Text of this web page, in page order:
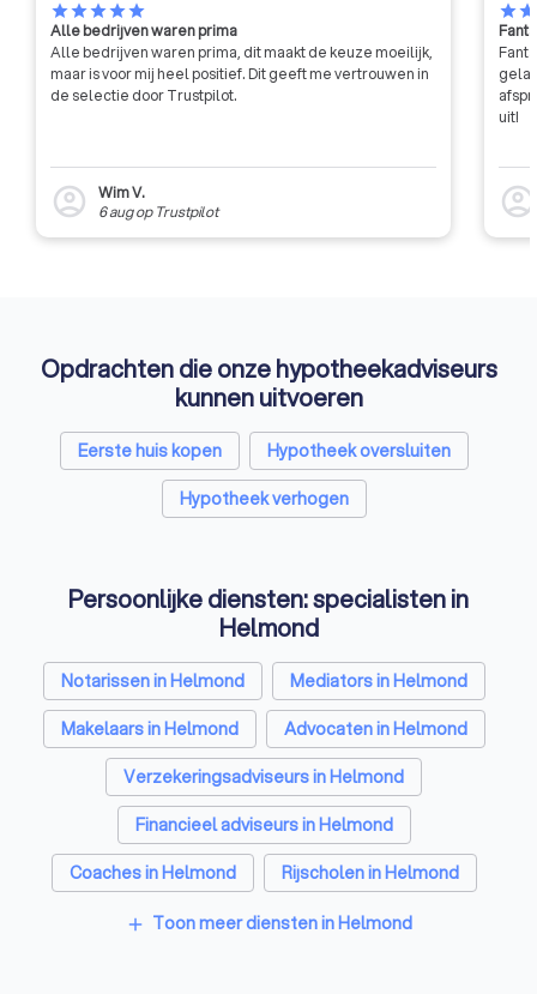
starstarstarstarstar
Alle bedrijven waren prima
Alle bedrijven waren prima, dit maakt de keuze moeilijk,
maar is voor mij heel positief. Dit geeft me vertrouwen in
de selectie door Trustpilot.
account_circle
Wim V.
6 augop Trustpilot
starstar
uit!
account_circle
Opdrachten die onze hypotheekadviseurs
kunnen uitvoeren
Eerste huis kopen
Hypotheek oversluiten
Hypotheek verhogen
Persoonlijke diensten: specialisten in
Helmond
Notarissen in Helmond
Mediators in Helmond
Makelaars in Helmond
Advocaten in Helmond
Verzekeringsadviseurs in Helmond
Financieel adviseurs in Helmond
Coaches in Helmond
Rijscholen in Helmond
Relatietherapeuten in Helmond
add Toon meer diensten in Helmond